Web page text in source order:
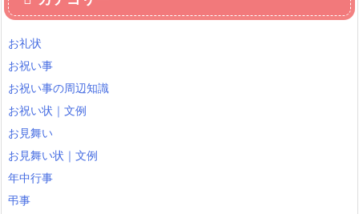
お礼状
お祝い事
お祝い事の周辺知識
お祝い状｜文例
お見舞い
お見舞い状｜文例
年中行事
弔事